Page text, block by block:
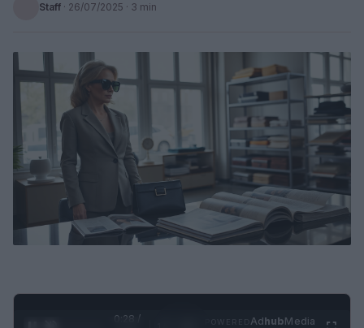
Staff · 26/07/2025 · 3 min
0:29 /
AdhubMedia